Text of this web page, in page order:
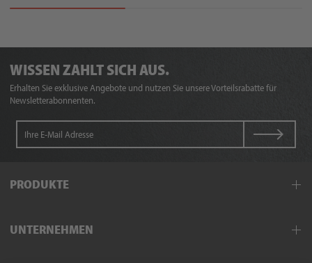
WISSEN ZAHLT SICH AUS.
Erhalten Sie exklusive Angebote und nutzen Sie unsere Vorteilsrabatte für
Newsletterabonnenten.
PRODUKTE
Schutzkleidung
UNTERNEHMEN